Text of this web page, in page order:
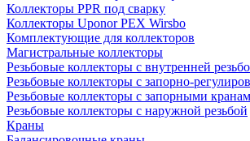
Коллекторы PPR под сварку
Коллекторы Uponor PEX Wirsbo
Комплектующие для коллекторов
Магистральные коллекторы
Резьбовые коллекторы с внутренней
Резьбовые коллекторы с запорно-
Резьбовые коллекторы с запорными
Резьбовые коллекторы с наружной резьбой
Краны